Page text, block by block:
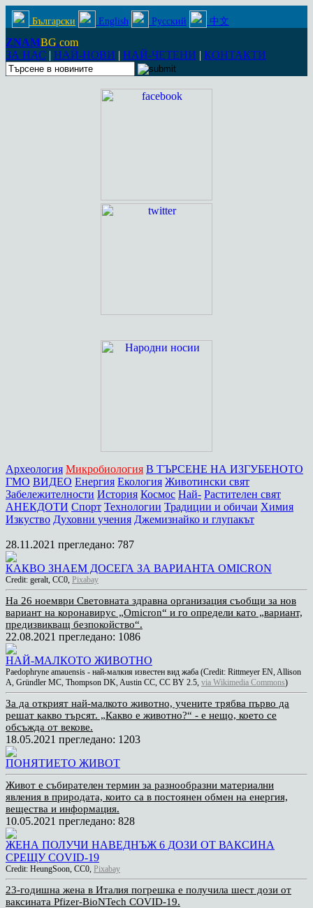
Български English Русский 中文
ZNAMBG.com
ЗА НАС | НАЙ-НОВИ | НАЙ-ЧЕТЕНИ | КОНТАКТИ
Археология Микробиология В ТЪРСЕНЕ НА ИЗГУБЕНОТО
ГМО ВИДЕО Енергия Екология Животински свят
Забележителности История Космос Най- Растителен свят
АНЕКДОТИ Спорт Технологии Традиции и обичаи Химия
Изкуство Духовни учения Джемизнайко и глупакът
28.11.2021 прегледано: 787
КАКВО ЗНАЕМ ДОСЕГА ЗА ВАРИАНТА OMICRON
Credit: geralt, CC0, Pixabay
На 26 ноември Световната здравна организация съобщи за нов
вариант на коронавирус „Omicron“ и го определи като „вариант,
предизвикващ безпокойство“.
22.08.2021 прегледано: 1086
НАЙ-МАЛКОТО ЖИВОТНО
Paedophryne amauensis - най-малкия известен вид жаба (Credit: Rittmeyer EN, Allison
A, Gründler MC, Thompson DK, Austin CC, CC BY 2.5, via Wikimedia Commons)
За да открият най-малкото животно, учените трябва първо да
решат какво търсят. „Какво е животно?“ - е нещо, което се
обсъжда от векове.
18.05.2021 прегледано: 1203
ПОНЯТИЕТО ЖИВОТ
Живот е събирателен термин за разнообразни материални
явления в природата, които са в постоянен обмен на енергия,
вещества и информация.
10.05.2021 прегледано: 828
ЖЕНА ПОЛУЧИ НАВЕДНЪЖ 6 ДОЗИ ОТ ВАКСИНА
СРЕЩУ COVID-19
Credit: HeungSoon, CC0, Pixabay
23-годишна жена в Италия погрешка е получила шест дози от
ваксината Pfizer-BioNTech COVID-19.